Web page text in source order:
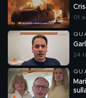
01
24